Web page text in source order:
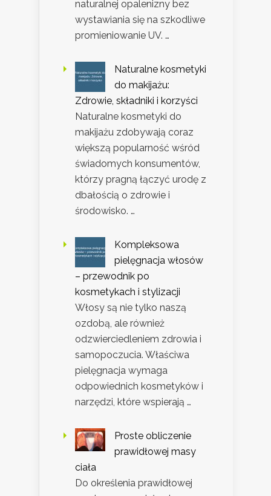
naturalnej opalenizny bez
wystawiania się na szkodliwe
promieniowanie UV. …
Naturalne kosmetyki
do makijażu:
Zdrowie, składniki i korzyści
Naturalne kosmetyki do
makijażu zdobywają coraz
większą popularność wśród
świadomych konsumentów,
którzy pragną łączyć urodę z
dbałością o zdrowie i
środowisko. …
Kompleksowa
pielęgnacja włosów
– przewodnik po
kosmetykach i stylizacji
Włosy są nie tylko naszą
ozdobą, ale również
odzwierciedleniem zdrowia i
samopoczucia. Właściwa
pielęgnacja wymaga
odpowiednich kosmetyków i
narzędzi, które wspierają …
Proste obliczenie
prawidłowej masy
ciała
Do określenia prawidłowej